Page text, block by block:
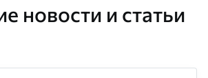
новости и статьи